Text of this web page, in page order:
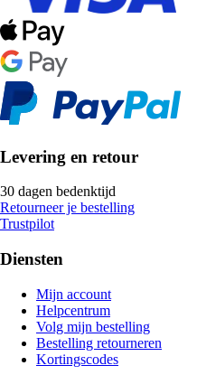
Levering en retour
30 dagen bedenktijd
Retourneer je bestelling
Trustpilot
Diensten
Mijn account
Helpcentrum
Volg mijn bestelling
Bestelling retourneren
Kortingscodes